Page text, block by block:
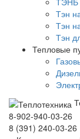
Тэн
Тэн
Тэн
Тепловые
8-902-940-03-26
8 (391) 240-03-26